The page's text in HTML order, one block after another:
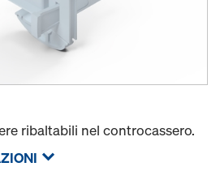
ribaltabili nel controcassero.